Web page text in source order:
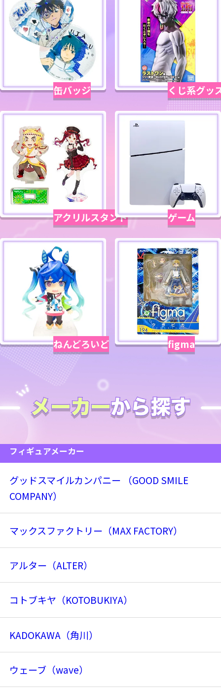
缶バッジ くじ系グッ
アクリルスタンド ゲーム
ねんどろいど figma
フィギュアメーカー
グッドスマイルカンパニー （GOOD SMILE
COMPANY）
マックスファクトリー（MAX FACTORY）
アルター（ALTER）
コトブキヤ（KOTOBUKIYA）
KADOKAWA（角川）
ウェーブ（wave）